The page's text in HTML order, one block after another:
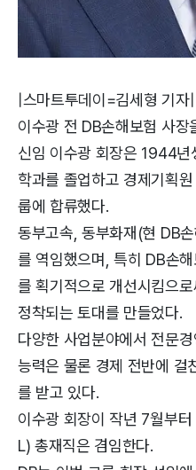
|스마트투데이=김세형 기
이수광 전 DB손해보험 사장
신임 이수광 회장은 1944년
학과를 졸업하고 경제기획
룹에 합류했다.
동부고속, 동부화재(현 DB
를 역임했으며, 특히 DB손
를 획기적으로 개선시킴으
정착되는 토대를 만들었다.
다양한 사업분야에서 전문
능력은 물론 경제 전반에 걸
를 받고 있다.
이수광 회장이 작년 7월부
L) 총재직은 겸임한다.